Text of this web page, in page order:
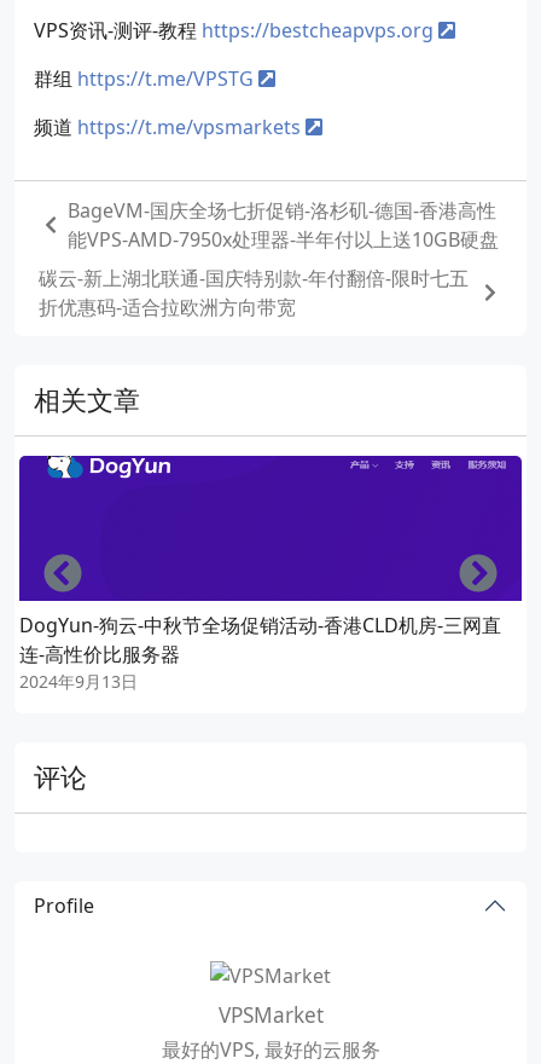
VPS资讯-测评-教程 https://bestcheapvps.org
群组 https://t.me/VPSTG
频道 https://t.me/vpsmarkets
BageVM-国庆全场七折促销-洛杉矶-德国-香港高性
能VPS-AMD-7950x处理器-半年付以上送10GB硬盘
碳云-新上湖北联通-国庆特别款-年付翻倍-限时七五
折优惠码-适合拉欧洲方向带宽
相关文章
DogYun-狗云-中秋节全场促销活动-香港CLD机房-三网直
连-高性价比服务器
2024年9月13日
Left
评论
Profile
VPSMarket
最好的VPS, 最好的云服务